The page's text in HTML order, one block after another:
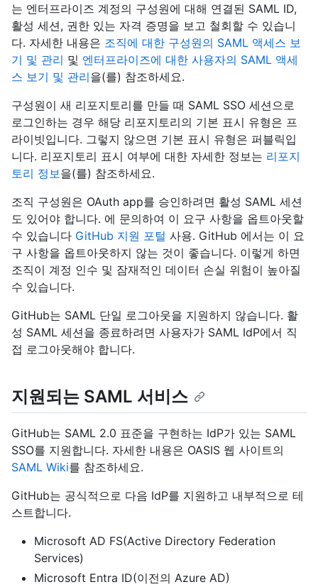
는 엔터프라이즈 계정의 구성원에 대해 연결된 SAML ID,
활성 세션, 권한 있는 자격 증명을 보고 철회할 수 있습니
다. 자세한 내용은 조직에 대한 구성원의 SAML 액세스 보
기 및 관리 및 엔터프라이즈에 대한 사용자의 SAML 액세
스 보기 및 관리을(를) 참조하세요.
구성원이 새 리포지토리를 만들 때 SAML SSO 세션으로
로그인하는 경우 해당 리포지토리의 기본 표시 유형은 프
라이빗입니다. 그렇지 않으면 기본 표시 유형은 퍼블릭입
니다. 리포지토리 표시 여부에 대한 자세한 정보는 리포지
토리 정보을(를) 참조하세요.
조직 구성원은 OAuth app를 승인하려면 활성 SAML 세션
도 있어야 합니다. 에 문의하여 이 요구 사항을 옵트아웃할
수 있습니다 GitHub 지원 포털 사용. GitHub 에서는 이 요
구 사항을 옵트아웃하지 않는 것이 좋습니다. 이렇게 하면
조직이 계정 인수 및 잠재적인 데이터 손실 위험이 높아질
수 있습니다.
GitHub는 SAML 단일 로그아웃을 지원하지 않습니다. 활
성 SAML 세션을 종료하려면 사용자가 SAML IdP에서 직
접 로그아웃해야 합니다.
지원되는 SAML 서비스
GitHub는 SAML 2.0 표준을 구현하는 IdP가 있는 SAML
SSO를 지원합니다. 자세한 내용은 OASIS 웹 사이트의
SAML Wiki를 참조하세요.
GitHub는 공식적으로 다음 IdP를 지원하고 내부적으로 테
스트합니다.
Microsoft AD FS(Active Directory Federation
Services)
Microsoft Entra ID(이전의 Azure AD)